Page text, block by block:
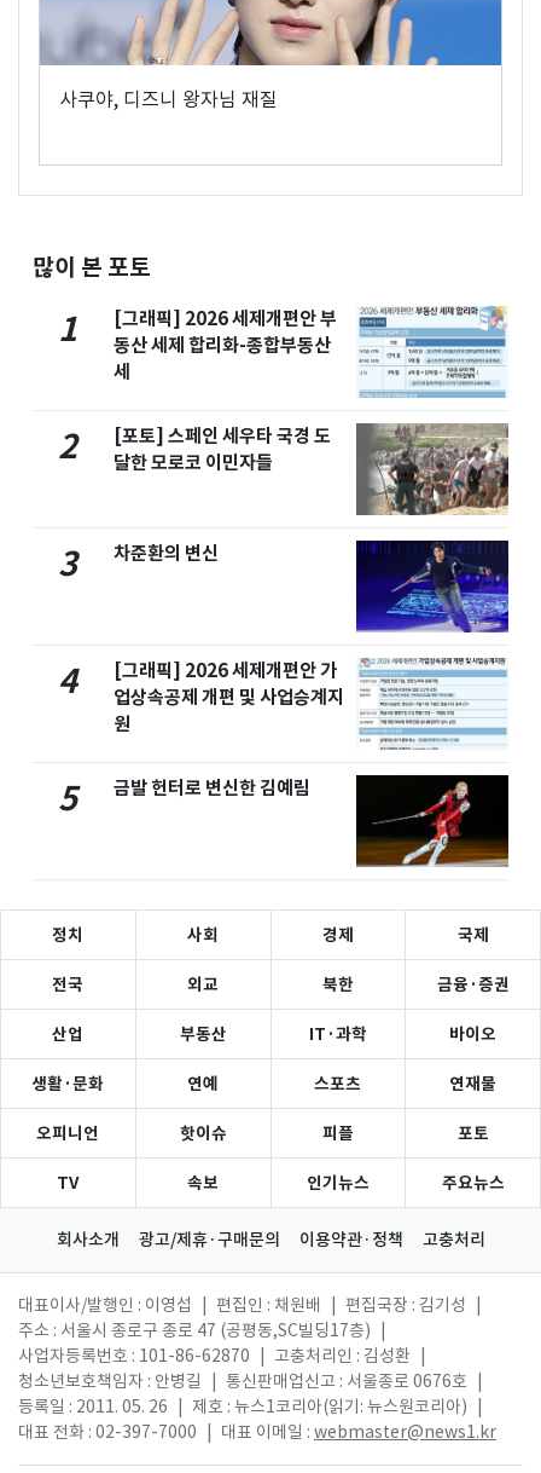
사쿠야, 디즈니 왕자님 재질
많이 본 포토
1
[그래픽] 2026 세제개편안 부
동산 세제 합리화-종합부동산
세
2
[포토] 스페인 세우타 국경 도
달한 모로코 이민자들
3 차준환의 변신
4
[그래픽] 2026 세제개편안 가
업상속공제 개편 및 사업승계지
원
5 금발 헌터로 변신한 김예림
정치 사회 경제 국제
전국 외교 북한 금융·증권
산업 부동산 IT·과학 바이오
생활·문화 연예 스포츠 연재물
오피니언 핫이슈 피플 포토
TV 속보 인기뉴스 주요뉴스
회사소개 광고/제휴·구매문의 이용약관·정책 고충처리
대표이사/발행인 : 이영섭 편집인 : 채원배 편집국장 : 김기성
주소 : 서울시 종로구 종로 47 (공평동,SC빌딩17층)
사업자등록번호 : 101-86-62870
고충처리인 : 김성환
청소년보호책임자 : 안병길
통신판매업신고 : 서울종로 0676호
등록일 : 2011. 05. 26
제호 : 뉴스1코리아(읽기: 뉴스원코리아)
대표 전화 : 02-397-7000
대표 이메일 : webmaster@news1.kr